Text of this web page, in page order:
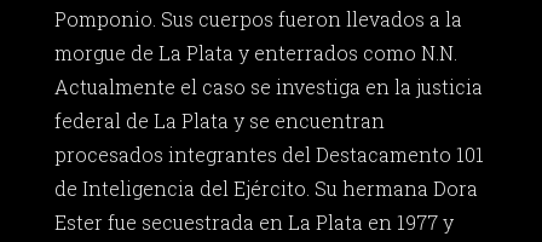
Pomponio. Sus cuerpos fueron llevados a la
morgue de La Plata y enterrados como N.N.
Actualmente el caso se investiga en la justicia
federal de La Plata y se encuentran
procesados integrantes del Destacamento 101
de Inteligencia del Ejército. Su hermana Dora
Ester fue secuestrada en La Plata en 1977 y